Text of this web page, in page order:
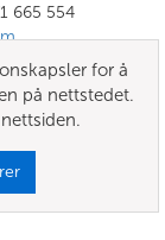
665 554
for å
på nettstedet.